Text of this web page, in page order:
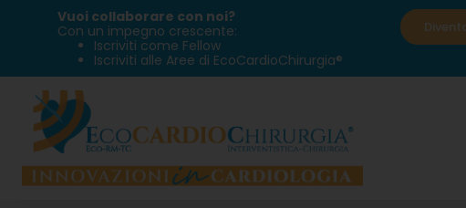
Vuoi collaborare con noi?
Con un impegno crescente:
Iscriviti come Fellow
Iscriviti alle Aree di EcoCardioChirurgia®